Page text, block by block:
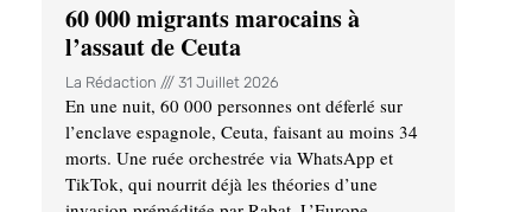
60 000 migrants marocains à
l’assaut de Ceuta
La Rédaction 31 Juillet 2026
En une nuit, 60 000 personnes ont déferlé sur
l’enclave espagnole, Ceuta, faisant au moins 34
morts. Une ruée orchestrée via WhatsApp et
TikTok, qui nourrit déjà les théories d’une